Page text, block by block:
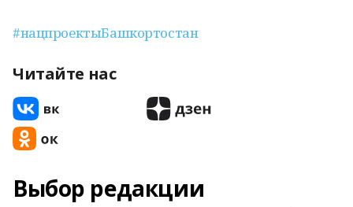
#нацпроектыБашкортостан
Читайте нас
Выбор редакции